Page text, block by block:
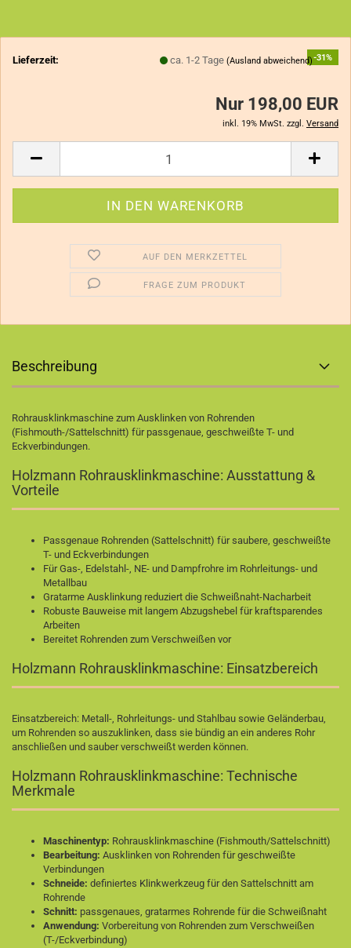
-31%
Lieferzeit: ca. 1-2 Tage(Ausland abweichend)
Nur 198,00 EUR
inkl. 19% MwSt. zzgl. Versand
AUF DEN MERKZETTEL
FRAGE ZUM PRODUKT
Beschreibung
Rohrausklinkmaschine zum Ausklinken von Rohrenden
(Fishmouth-/Sattelschnitt) für passgenaue, geschweißte T- und
Eckverbindungen.
Holzmann Rohrausklinkmaschine: Ausstattung &
Vorteile
Passgenaue Rohrenden (Sattelschnitt) für saubere, geschweißte
T- und Eckverbindungen
Für Gas-, Edelstahl-, NE- und Dampfrohre im Rohrleitungs- und
Metallbau
Gratarme Ausklinkung reduziert die Schweißnaht-Nacharbeit
Robuste Bauweise mit langem Abzugshebel für kraftsparendes
Arbeiten
Bereitet Rohrenden zum Verschweißen vor
Holzmann Rohrausklinkmaschine: Einsatzbereich
Einsatzbereich: Metall-, Rohrleitungs- und Stahlbau sowie Geländerbau,
um Rohrenden so auszuklinken, dass sie bündig an ein anderes Rohr
anschließen und sauber verschweißt werden können.
Holzmann Rohrausklinkmaschine: Technische
Merkmale
Maschinentyp: Rohrausklinkmaschine (Fishmouth/Sattelschnitt)
Bearbeitung: Ausklinken von Rohrenden für geschweißte
Verbindungen
Schneide: definiertes Klinkwerkzeug für den Sattelschnitt am
Rohrende
Schnitt: passgenaues, gratarmes Rohrende für die Schweißnaht
Anwendung: Vorbereitung von Rohrenden zum Verschweißen
(T-/Eckverbindung)